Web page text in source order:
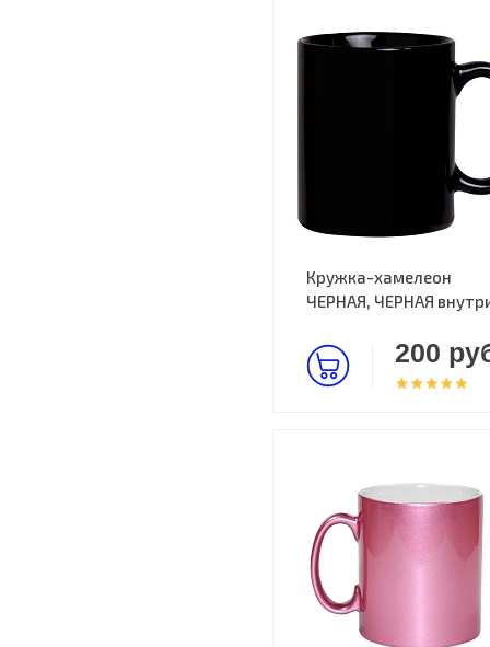
Кружка-хамелеон
ЧЕРНАЯ, ЧЕРНАЯ
200